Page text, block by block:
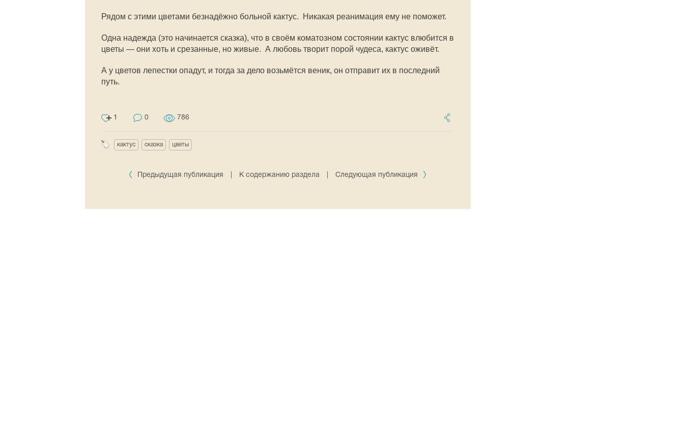
Рядом с этими цветами безнадёжно больной кактус. Никакая реанимация ему не поможет.
Одна надежда (это начинается сказка), что в своём коматозном состоянии кактус влюбится в
цветы — они хоть и срезанные, но живые. А любовь творит порой чудеса, кактус оживёт.
А у цветов лепестки опадут, и тогда за дело возьмётся веник, он отправит их в последний
путь.
1 0 786
кактус сказка цветы
Предыдущая публикация К содержанию раздела Следующая публикация